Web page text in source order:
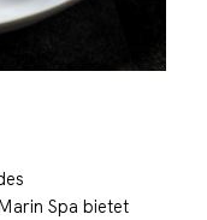
Spa bietet